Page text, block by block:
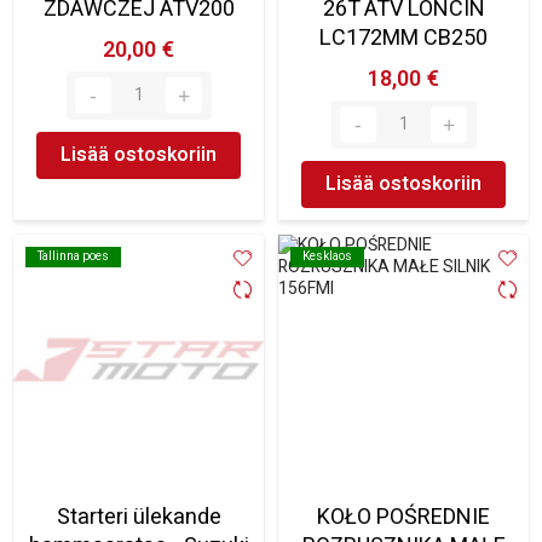
ZDAWCZEJ ATV200
20,00 €
Lisää ostoskoriin
26T ATV LONCIN
LC172MM CB250
18,00 €
Lisää ostoskoriin
Tallinna poes
Tallinna poes
Starteri ülekande
Kesklaos
Kesklaos
KOŁO POŚREDNIE